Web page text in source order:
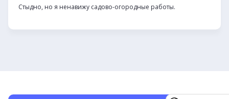
Стыдно, но я ненавижу садово-огородные работы.